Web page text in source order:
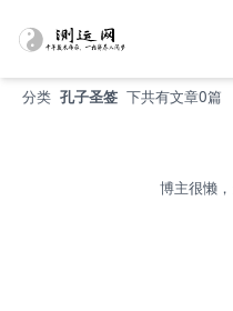
分类 孔子圣签 下共有文章0篇
博主很懒